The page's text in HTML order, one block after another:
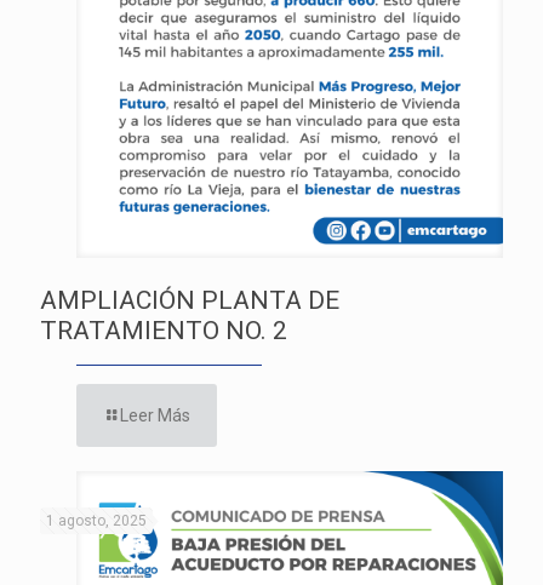
AMPLIACIÓN PLANTA DE
TRATAMIENTO NO. 2
Leer Más
1 agosto, 2025